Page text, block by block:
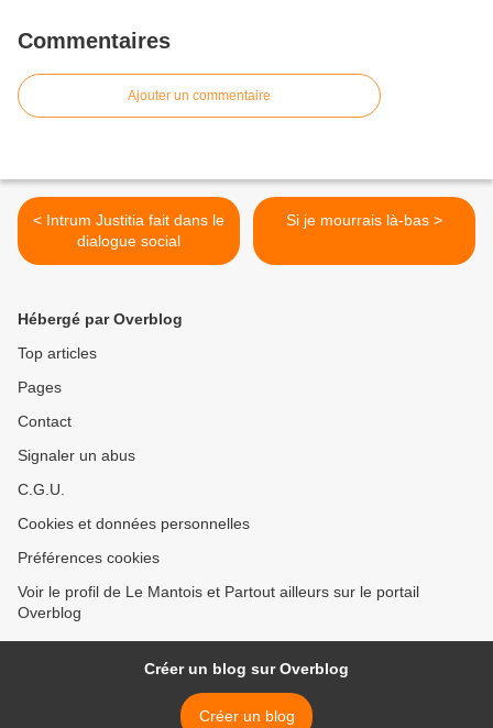
Commentaires
Ajouter un commentaire
< Intrum Justitia fait dans le
dialogue social
Si je mourrais là-bas >
Hébergé par Overblog
Top articles
Pages
Contact
Signaler un abus
C.G.U.
Cookies et données personnelles
Préférences cookies
Voir le profil de Le Mantois et Partout ailleurs sur le portail
Overblog
Créer un blog sur Overblog
Créer un blog